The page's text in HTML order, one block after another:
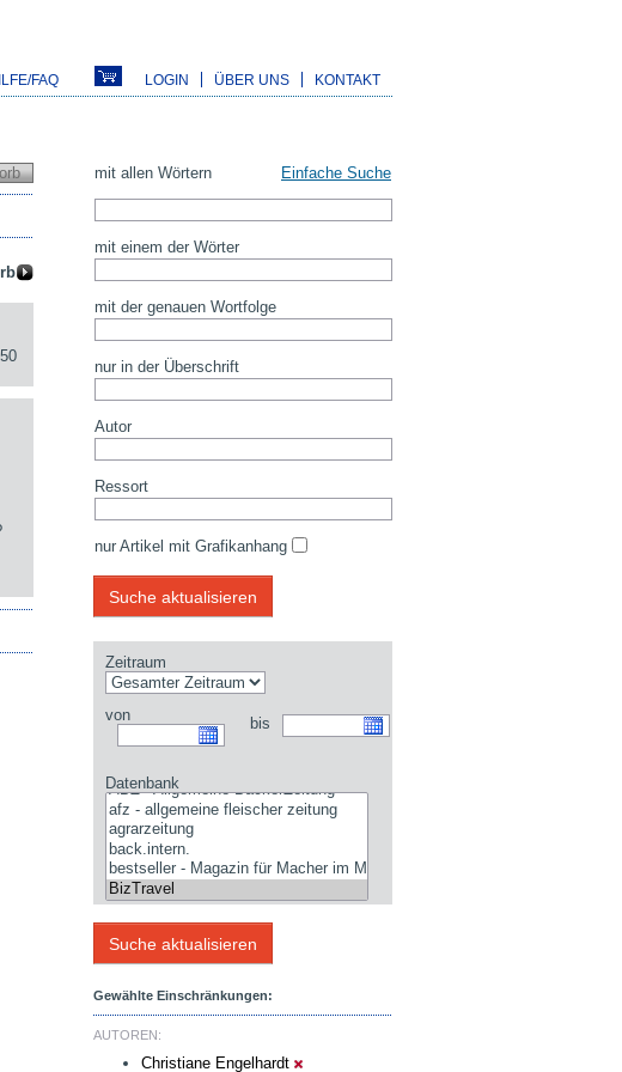
FAQ LOGIN ÜBER UNS KONTAKT
50
mit allen Wörtern Einfache Suche
mit einem der Wörter
mit der genauen Wortfolge
nur in der Überschrift
Autor
Ressort
nur Artikel mit Grafikanhang
Zeitraum
von bis
Datenbank
Gewählte Einschränkungen:
AUTOREN:
Christiane Engelhardt